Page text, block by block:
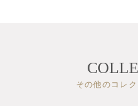
その他のコレ